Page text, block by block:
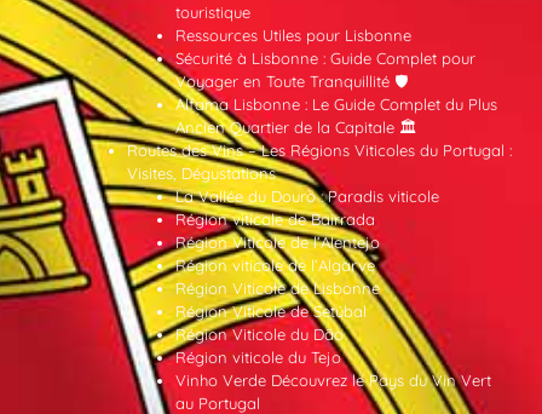
touristique
Ressources Utiles pour Lisbonne
Sécurité à Lisbonne : Guide Complet pour
Voyager en Toute Tranquillité 🛡️
Alfama Lisbonne : Le Guide Complet du Plus
Ancien Quartier de la Capitale 🏛️
Routes des Vins – Les Régions Viticoles du Portugal :
Visites, Dégustations
La Vallée du Douro : Paradis viticole
Région viticole de Bairrada
Région Viticole de l’Alentejo
Région viticole de l’Algarve
Région Viticole de Lisbonne
Région Viticole de Setúbal
Région Viticole du Dão
Région viticole du Tejo
Vinho Verde Découvrez le Pays du Vin Vert
au Portugal